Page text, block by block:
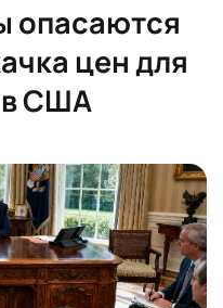
опасаются
цен для
США